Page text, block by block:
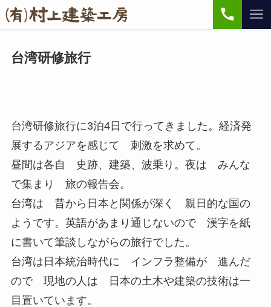
台湾研修旅行
台湾研修旅行に3泊4日で行ってきました。経済発
展するアジアを感じて 刺激を求めて。
昼間は各自 史跡、建築、波乗り。夜は みんな
で集まり 旅の報告会。
台湾は 昔から日本と関係が深く 親日的な国の
ようです。英語があまり通じないので 漢字を紙
に書いて筆談しながらの旅行でした。
台湾は日本統治時代に インフラ整備が 進んだ
ので 現地の人は 日本の土木や建築の技術は一
目置いています。